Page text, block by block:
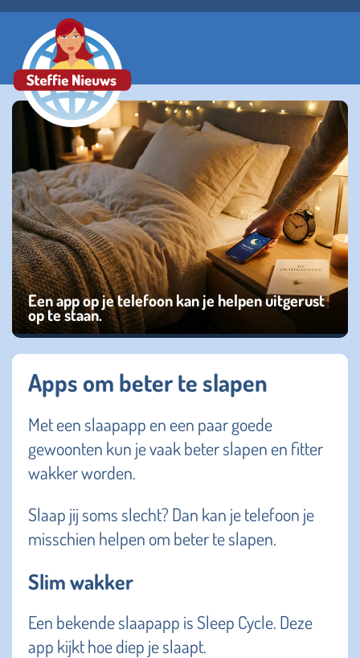
Een app op je telefoon kan je helpen uitgerust
op te staan.
Apps om beter te slapen
Met een slaapapp en een paar goede
gewoonten kun je vaak beter slapen en fitter
wakker worden.
Slaap jij soms slecht? Dan kan je telefoon je
misschien helpen om beter te slapen.
Slim wakker
Een bekende slaapapp is Sleep Cycle. Deze
app kijkt hoe diep je slaapt.